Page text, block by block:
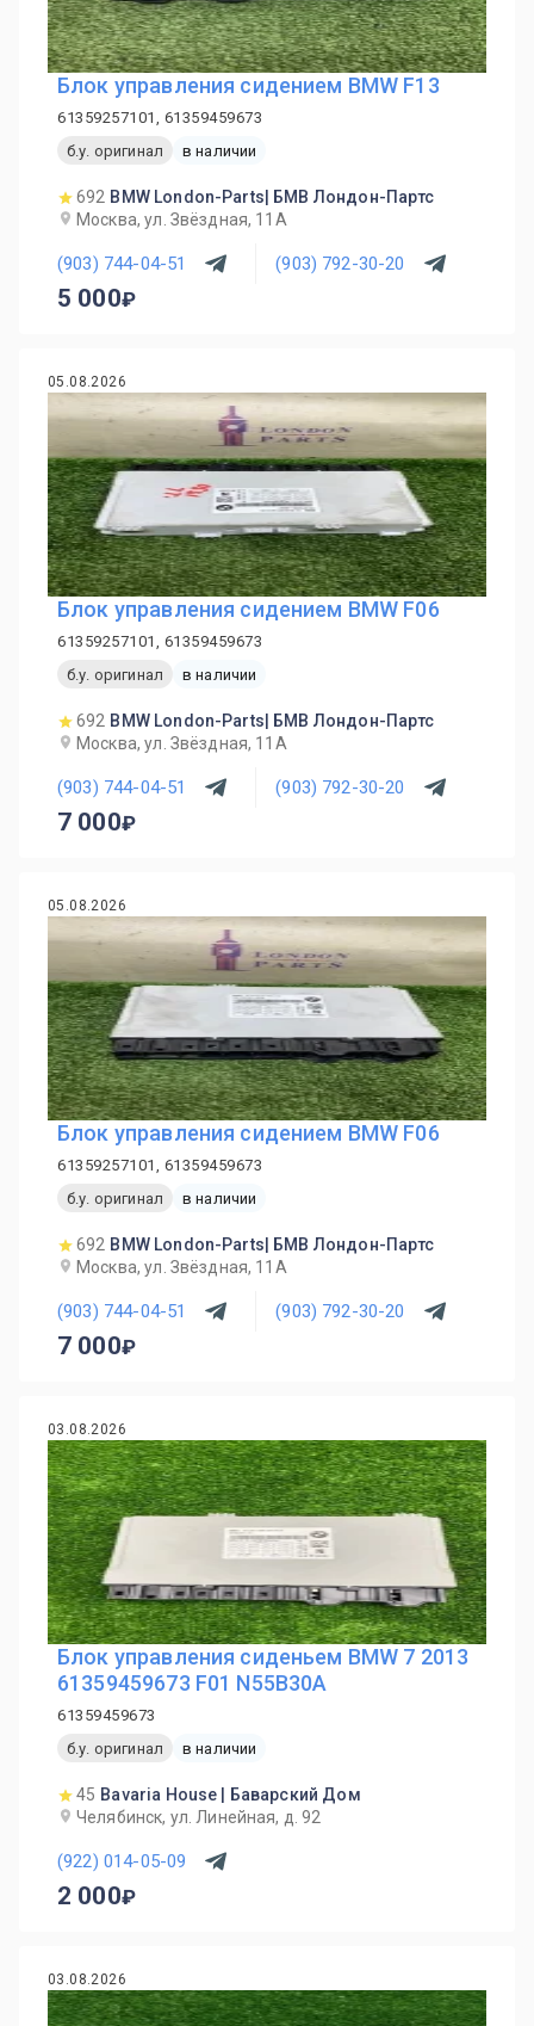
Блок управления сидением BMW F13
61359257101, 61359459673
б.у. оригинал
в наличии
692 BMW London-Parts| БМВ Лондон-Партс
Москва, ул. Звёздная, 11А
(903) 744-04-51 (903) 792-30-20
5 000
05.08.2026
Блок управления сидением BMW F06
61359257101, 61359459673
б.у. оригинал
в наличии
692 BMW London-Parts| БМВ Лондон-Партс
Москва, ул. Звёздная, 11А
(903) 744-04-51 (903) 792-30-20
7 000
05.08.2026
Блок управления сидением BMW F06
61359257101, 61359459673
б.у. оригинал
в наличии
692 BMW London-Parts| БМВ Лондон-Партс
Москва, ул. Звёздная, 11А
(903) 744-04-51 (903) 792-30-20
7 000
03.08.2026
Блок управления сиденьем BMW 7 2013
61359459673 F01 N55B30A
61359459673
б.у. оригинал
в наличии
45 Bavaria House | Баварский Дом
Челябинск, ул. Линейная, д. 92
(922) 014-05-09
2 000
03.08.2026